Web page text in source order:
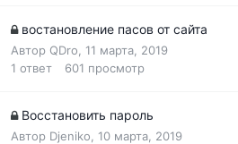
востановление пасов от сайта
Автор QDro 11 марта, 2019
1 ответ 601 просмотр
Восстановить пароль
Автор Djeniko 10 марта, 2019